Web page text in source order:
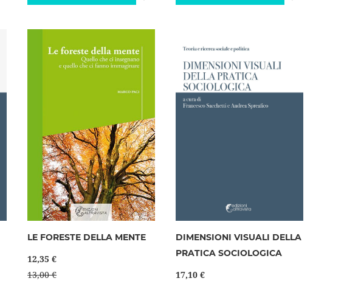
LE FORESTE DELLA MENTE
12,35 €
13,00 €
DIMENSIONI VISUALI DELLA
PRATICA SOCIOLOGICA
17,10 €